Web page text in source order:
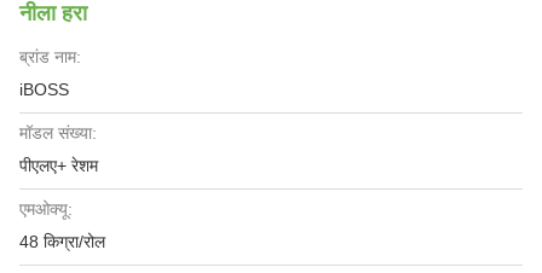
नीला हरा
ब्रांड नाम:
iBOSS
मॉडल संख्या:
पीएलए+ रेशम
एमओक्यू:
48 किग्रा/रोल